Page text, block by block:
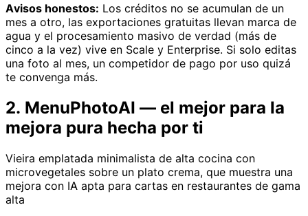
Avisos honestos: Los créditos no se acumulan de un
mes a otro, las exportaciones gratuitas llevan marca de
agua y el procesamiento masivo de verdad (más de
cinco a la vez) vive en Scale y Enterprise. Si solo editas
una foto al mes, un competidor de pago por uso quizá
te convenga más.
2. MenuPhotoAI — el mejor para la
mejora pura hecha por ti
Vieira emplatada minimalista de alta cocina con
microvegetales sobre un plato crema, que muestra una
mejora con IA apta para cartas en restaurantes de gama
alta